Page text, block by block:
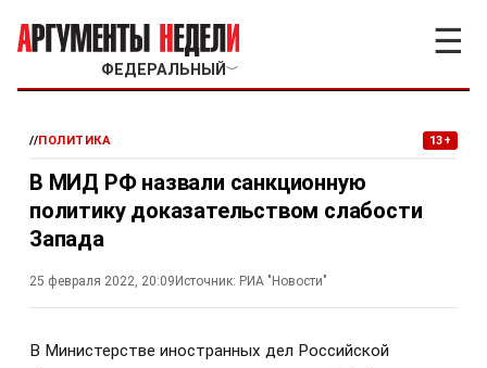
ФЕДЕРАЛЬНЫЙ ﹀
☰
//ПОЛИТИКА 13+
В МИД РФ назвали санкционную
политику доказательством слабости
Запада
25 февраля 2022, 20:09 Источник: РИА "Новости"
В Министерстве иностранных дел Российской